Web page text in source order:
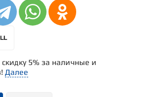
скидку 5% за наличные и
Далее